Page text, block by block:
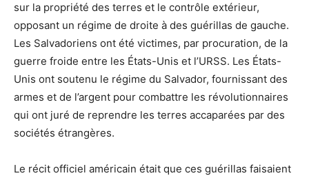
sur la propriété des terres et le contrôle extérieur,
opposant un régime de droite à des guérillas de gauche.
Les Salvadoriens ont été victimes, par procuration, de la
guerre froide entre les États-Unis et l’URSS. Les États-
Unis ont soutenu le régime du Salvador, fournissant des
armes et de l’argent pour combattre les révolutionnaires
qui ont juré de reprendre les terres accaparées par des
sociétés étrangères.
Le récit officiel américain était que ces guérillas faisaient